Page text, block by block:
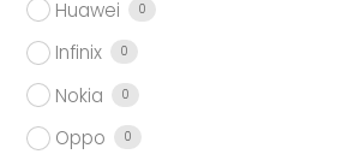
Huawei 0
Infinix 0
Nokia 0
Oppo 0